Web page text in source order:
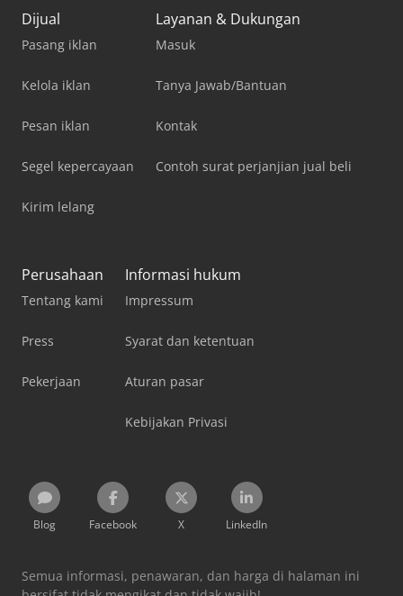
Dijual
Pasang iklan
Kelola iklan
Pesan iklan
Segel kepercayaan
Kirim lelang
Layanan & Dukungan
Masuk
Tanya Jawab/Bantuan
Kontak
Contoh surat perjanjian jual beli
Perusahaan
Tentang kami
Press
Pekerjaan
Informasi hukum
Impressum
Syarat dan ketentuan
Aturan pasar
Kebijakan Privasi
Blog Facebook X LinkedIn
Semua informasi, penawaran, dan harga di halaman ini